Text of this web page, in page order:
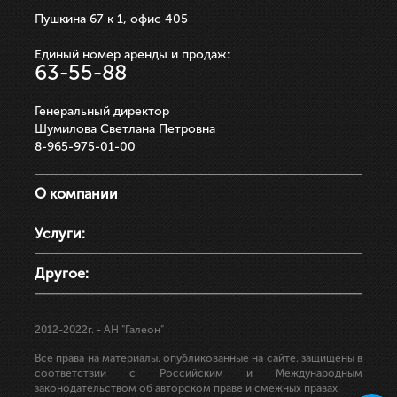
Пушкина 67 к 1, офис 405
Единый номер аренды и продаж:
63-55-88
Генеральный директор
Шумилова Светлана Петровна
8-965-975-01-00
О компании
Услуги:
Другое:
2012-2022г. - АН "Галеон"
Все права на материалы, опубликованные на сайте, защищены в
соответствии с Российским и Международным
законодательством об авторском праве и смежных правах.